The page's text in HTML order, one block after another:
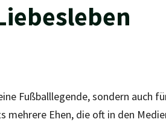
Fußballlegende, sondern auch
mehrere Ehen, die oft in den